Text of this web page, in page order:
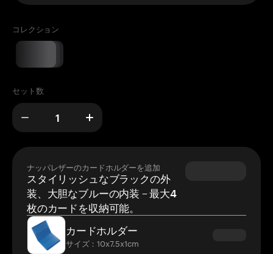
コレクション
セット数
ナッパレザーのカードホルダーを追加
スタイリッシュなブラックの外
装、大胆なブルーの内装 – 最大4
枚のカードを収納可能。
カードホルダー
サイズ：10x7.5x1cm